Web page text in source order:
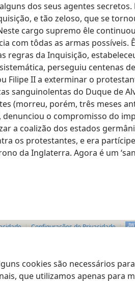
cookies são necessários
que utilizamos apenas para
dos seus agentes
e tão zeloso, que se
cargo supremo êle
com tôdas as armas possíveis.
regras da Inquisição,
perseguiu centenas
Filipe II a exterminar o
sanguinolentas do Duque de
(morreu, porém, três meses
denunciou o compromisso do
a coalizão dos estados
os protestantes, e era
da Inglaterra. Agora é um
Configurações de Privacidade